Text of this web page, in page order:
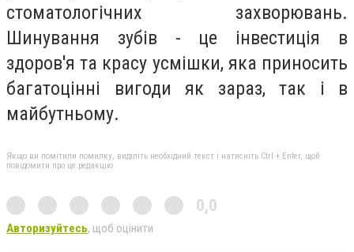
стоматологічних захворювань.
Шинування зубів - це інвестиція в
здоров'я та красу усмішки, яка приносить
багатоцінні вигоди як зараз, так і в
майбутньому.
Якщо ви помітили помилку, виділіть необхідний текст і натисніть Ctrl + Enter, щоб
повідомити про це редакцію
0,0
Авторизуйтесь, щоб оцінити